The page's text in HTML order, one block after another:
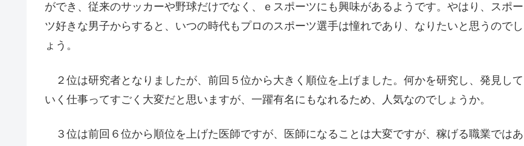
ができ、従来のサッカーや野球だけでなく、ｅスポーツにも興味があるようです。やはり、スポー
ツ好きな男子からすると、いつの時代もプロのスポーツ選手は憧れであり、なりたいと思うのでし
ょう。
２位は研究者となりましたが、前回５位から大きく順位を上げました。何かを研究し、発見して
いく仕事ってすごく大変だと思いますが、一躍有名にもなれるため、人気なのでしょうか。
３位は前回６位から順位を上げた医師ですが、医師になることは大変ですが、稼げる職業ではあ